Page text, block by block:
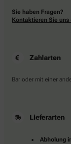
Sie haben Fragen?
Kontaktieren Sie uns
Zahlarten
Bar oder mit einer
Lieferarten
Abholung